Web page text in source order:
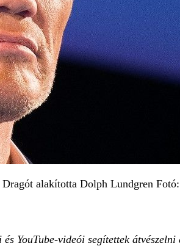
alakította Dolph Lundgren
YouTube-videói segítettek